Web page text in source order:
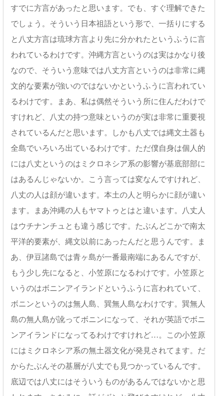
すでに方言があったと思います。でも、すぐ理解できた
でしょう。そういう日本祖語という形で、一括りにする
と八丈方言は琉球方言より先に分かれたというふうに言
われているわけです。沖縄方言というのは実はかなり後
なので、そういう意味では八丈方言というのは非常に縄
文的な要素が強いのではないかというふうに言われてい
るわけです。まあ、私は偶然そういう所に住んだわけで
すけれど、八丈の持つ意味というのが実は非常に重要視
されているんだと思います。しかも八丈では縄文土器も
全島でいろいろ出ているわけです。ただ僕自身は個人的
には八丈というのはミクロネシア系の影響が基底部部に
はあるんじゃないか。こう言っては変なんですけれど、
八丈の人は顔が違います。本土の人と明らかに顔が違い
ます。まあ沖縄の人もヤマトゥとはと違います。八丈人
はウチナンチュとも違う感じです。たぶんどこかで南太
平洋的要素が、縄文以前にあったんだと思うんです。ま
あ、伊豆諸島では青ヶ島が一番最南端にあるんですが、
もう少し先になると、小笠原になるわけです。小笠原と
いうのはボニンアイランドというふうに言われていて、
ボニンというのは無人島、巽無人島なわけです。巽無人
島の無人島が訛ってボニンになって、それが英語でボニ
ンアイランドになってるわけですけれど…。この小笠原
にはミクロネシア系の無土器文化が発見されてます。だ
からたぶんその基層が八丈でも見つかっているんです。
底辺では八丈にはそういうものがあるんではないかと思